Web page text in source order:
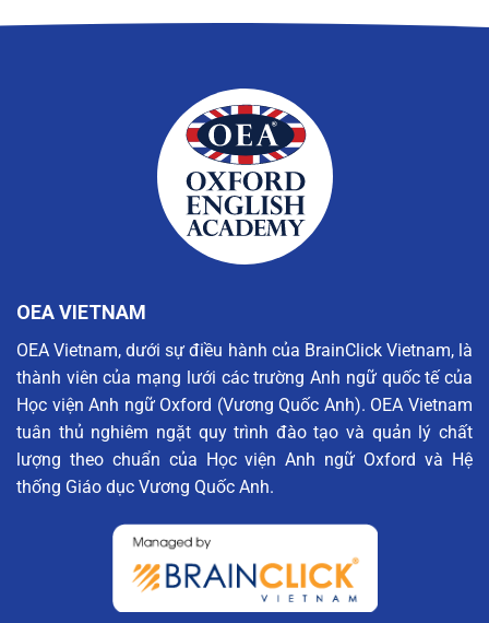
OEA VIETNAM
OEA Vietnam, dưới sự điều hành của BrainClick Vietnam, là
thành viên của mạng lưới các trường Anh ngữ quốc tế của
Học viện Anh ngữ Oxford (Vương Quốc Anh). OEA Vietnam
tuân thủ nghiêm ngặt quy trình đào tạo và quản lý chất
lượng theo chuẩn của Học viện Anh ngữ Oxford và Hệ
thống Giáo dục Vương Quốc Anh.